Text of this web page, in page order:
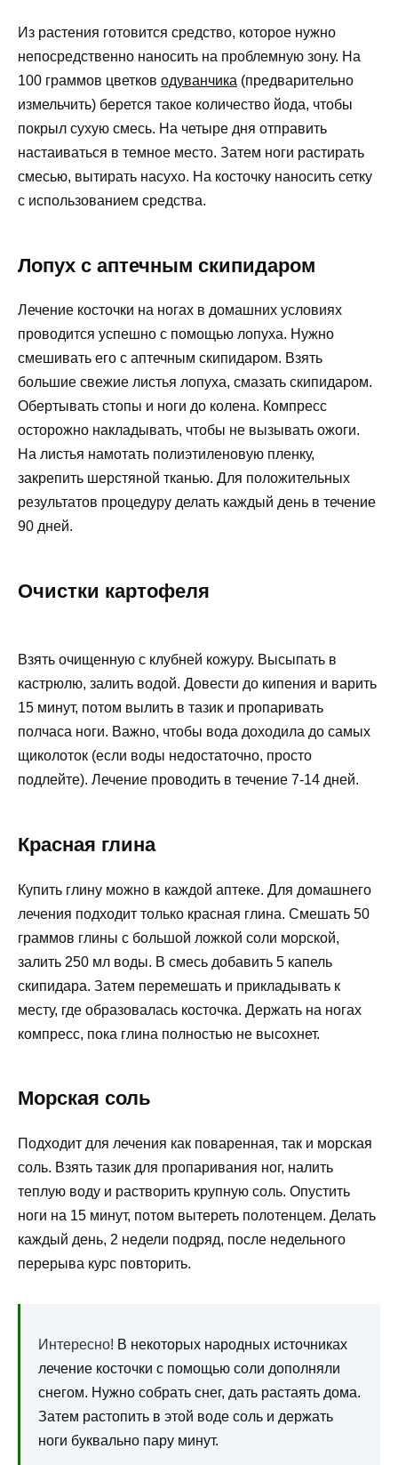
Из растения готовится средство, которое нужно
непосредственно наносить на проблемную зону. На
100 граммов цветков одуванчика (предварительно
измельчить) берется такое количество йода, чтобы
покрыл сухую смесь. На четыре дня отправить
настаиваться в темное место. Затем ноги растирать
смесью, вытирать насухо. На косточку наносить сетку
с использованием средства.
Лопух с аптечным скипидаром
Лечение косточки на ногах в домашних условиях
проводится успешно с помощью лопуха. Нужно
смешивать его с аптечным скипидаром. Взять
большие свежие листья лопуха, смазать скипидаром.
Обертывать стопы и ноги до колена. Компресс
осторожно накладывать, чтобы не вызывать ожоги.
На листья намотать полиэтиленовую пленку,
закрепить шерстяной тканью. Для положительных
результатов процедуру делать каждый день в течение
90 дней.
Очистки картофеля
Взять очищенную с клубней кожуру. Высыпать в
кастрюлю, залить водой. Довести до кипения и варить
15 минут, потом вылить в тазик и пропаривать
полчаса ноги. Важно, чтобы вода доходила до самых
щиколоток (если воды недостаточно, просто
подлейте). Лечение проводить в течение 7-14 дней.
Красная глина
Купить глину можно в каждой аптеке. Для домашнего
лечения подходит только красная глина. Смешать 50
граммов глины с большой ложкой соли морской,
залить 250 мл воды. В смесь добавить 5 капель
скипидара. Затем перемешать и прикладывать к
месту, где образовалась косточка. Держать на ногах
компресс, пока глина полностью не высохнет.
Морская соль
Подходит для лечения как поваренная, так и морская
соль. Взять тазик для пропаривания ног, налить
теплую воду и растворить крупную соль. Опустить
ноги на 15 минут, потом вытереть полотенцем. Делать
каждый день, 2 недели подряд, после недельного
перерыва курс повторить.
Интересно! В некоторых народных источниках
лечение косточки с помощью соли дополняли
снегом. Нужно собрать снег, дать растаять дома.
Затем растопить в этой воде соль и держать
ноги буквально пару минут.